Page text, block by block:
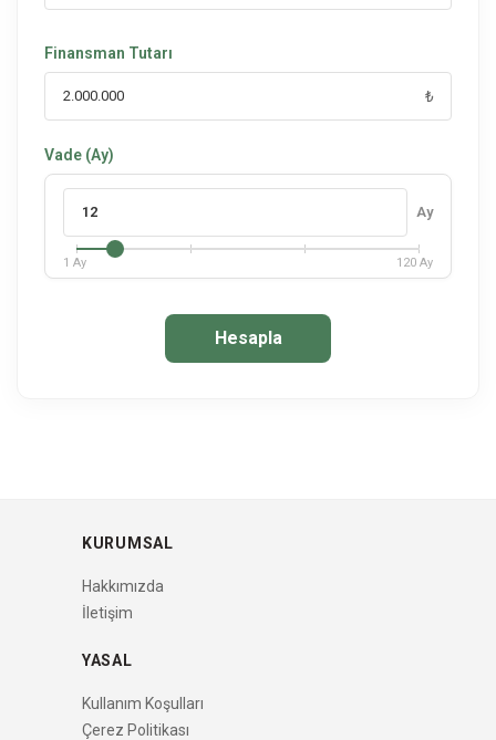
Finansman Tutarı
₺
Vade (Ay)
Ay
1 Ay 120 Ay
Hesapla
KURUMSAL
Hakkımızda
İletişim
YASAL
Kullanım Koşulları
Çerez Politikası